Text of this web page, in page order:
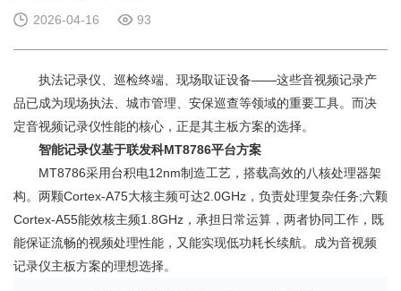
2026-04-16 93
执法记录仪、巡检终端、现场取证设备——这些音视频记录产
品已成为现场执法、城市管理、安保巡查等领域的重要工具。而决
定音视频记录仪性能的核心，正是其主板方案的选择。
智能记录仪基于联发科MT8786平台方案
MT8786采用台积电12nm制造工艺，搭载高效的八核处理器架
构。两颗Cortex-A75大核主频可达2.0GHz，负责处理复杂任务;六颗
Cortex-A55能效核主频1.8GHz，承担日常运算，两者协同工作，既
能保证流畅的视频处理性能，又能实现低功耗长续航。成为音视频
记录仪主板方案的理想选择。